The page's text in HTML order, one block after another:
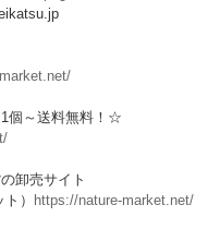
個～送料無料！☆
卸売サイト
）
https://nature-market.net/